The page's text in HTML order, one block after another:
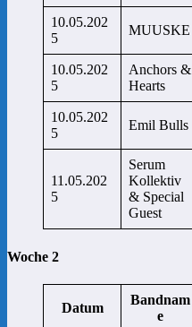
10.05.202
5
MUUSKE
10.05.202
5
Anchors &
Hearts
10.05.202
5
Emil Bulls
11.05.202
5
Serum
Kollektiv
& Special
Guest
Woche 2
Datum
Bandnam
e